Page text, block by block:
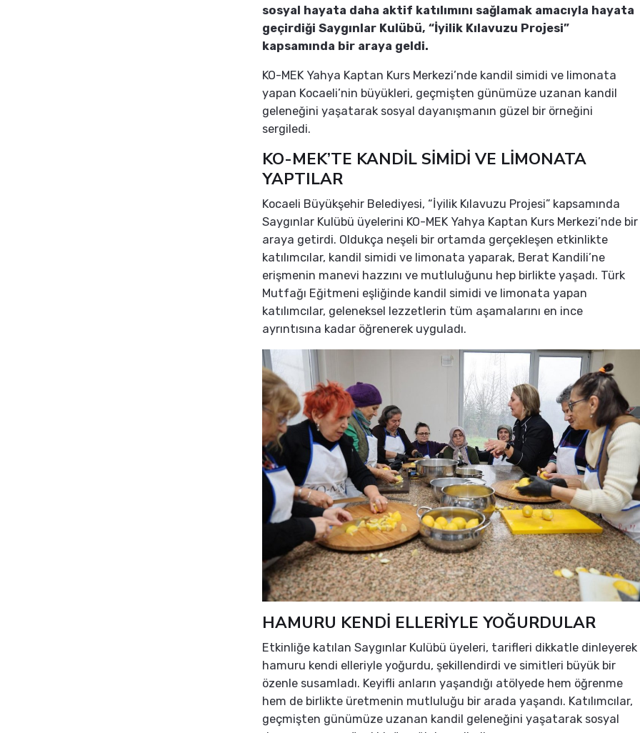
sosyal hayata daha aktif katılımını sağlamak amacıyla hayata
geçirdiği Saygınlar Kulübü, “İyilik Kılavuzu Projesi”
kapsamında bir araya geldi.
KO-MEK Yahya Kaptan Kurs Merkezi’nde kandil simidi ve limonata
yapan Kocaeli’nin büyükleri, geçmişten günümüze uzanan kandil
geleneğini yaşatarak sosyal dayanışmanın güzel bir örneğini
sergiledi.
KO-MEK’TE KANDİL SİMİDİ VE LİMONATA
YAPTILAR
Kocaeli Büyükşehir Belediyesi, “İyilik Kılavuzu Projesi” kapsamında
Saygınlar Kulübü üyelerini KO-MEK Yahya Kaptan Kurs Merkezi’nde bir
araya getirdi. Oldukça neşeli bir ortamda gerçekleşen etkinlikte
katılımcılar, kandil simidi ve limonata yaparak, Berat Kandili’ne
erişmenin manevi hazzını ve mutluluğunu hep birlikte yaşadı. Türk
Mutfağı Eğitmeni eşliğinde kandil simidi ve limonata yapan
katılımcılar, geleneksel lezzetlerin tüm aşamalarını en ince
ayrıntısına kadar öğrenerek uyguladı.
HAMURU KENDİ ELLERİYLE YOĞURDULAR
Etkinliğe katılan Saygınlar Kulübü üyeleri, tarifleri dikkatle dinleyerek
hamuru kendi elleriyle yoğurdu, şekillendirdi ve simitleri büyük bir
özenle susamladı. Keyifli anların yaşandığı atölyede hem öğrenme
hem de birlikte üretmenin mutluluğu bir arada yaşandı. Katılımcılar,
geçmişten günümüze uzanan kandil geleneğini yaşatarak sosyal